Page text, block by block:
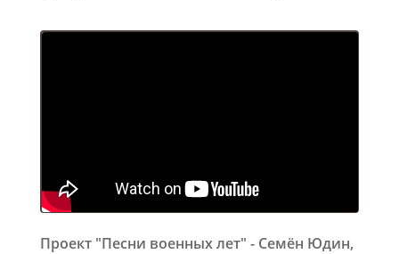
Проект "Песни военных лет" - Семён Юдин,